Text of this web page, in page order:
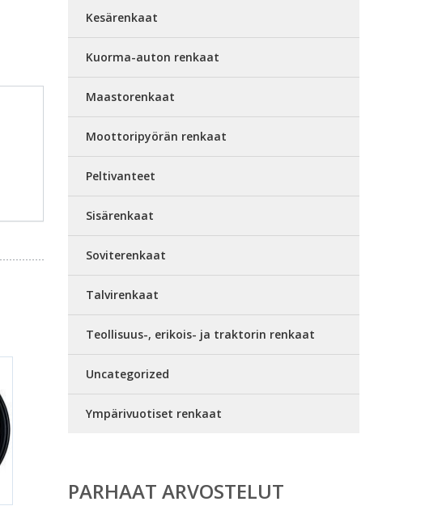
Kesärenkaat
Kuorma-auton renkaat
Maastorenkaat
Moottoripyörän renkaat
Peltivanteet
Sisärenkaat
Soviterenkaat
Talvirenkaat
Teollisuus-, erikois- ja traktorin renkaat
Uncategorized
Ympärivuotiset renkaat
PARHAAT ARVOSTELUT